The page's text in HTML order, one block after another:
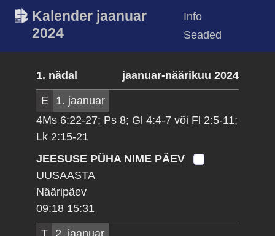
Kalender jaanuar
2024
Info
Seaded
1. nädal jaanuar-näärikuu 2024
E
1. jaanuar
4Ms 6:22-27; Ps 8; Gl 4:4-7 või Fl 2:5-11;
Lk 2:15-21
JEESUSE PÜHA NIME PÄEV
UUSAASTA
Nääripäev
09:18 15:31